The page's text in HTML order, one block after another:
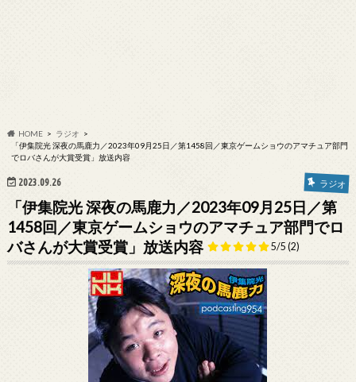
HOME
ラジオ
「伊集院光 深夜の馬鹿力／2023年09月25日／第1458回／東京ゲームショウのアマチュア部門
でロバさんが大賞受賞」放送内容
2023.09.26 ラジオ
「伊集院光 深夜の馬鹿力／2023年09月25日／第
1458回／東京ゲームショウのアマチュア部門でロ
バさんが大賞受賞」放送内容
5/5 (2)